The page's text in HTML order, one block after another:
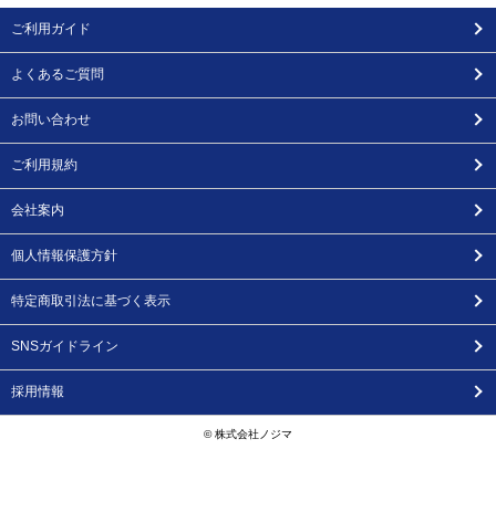
ご利用ガイド
よくあるご質問
お問い合わせ
ご利用規約
会社案内
個人情報保護方針
特定商取引法に基づく表示
SNSガイドライン
採用情報
© 株式会社ノジマ